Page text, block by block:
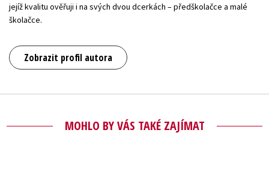
jejíž kvalitu ověřuji i na svých dvou dcerkách – předškolačce a malé
školačce.
Zobrazit profil autora
MOHLO BY VÁS TAKÉ ZAJÍMAT